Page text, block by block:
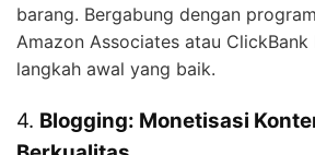
barang. Bergabung dengan
Amazon Associates atau ClickBank
langkah awal yang baik.
4. Blogging: Monetisasi